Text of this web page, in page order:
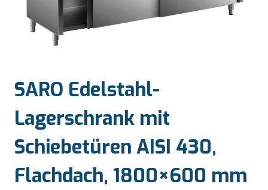
SARO Edelstahl-
Lagerschrank mit
Schiebetüren AISI 430,
Flachdach, 1800×600 mm